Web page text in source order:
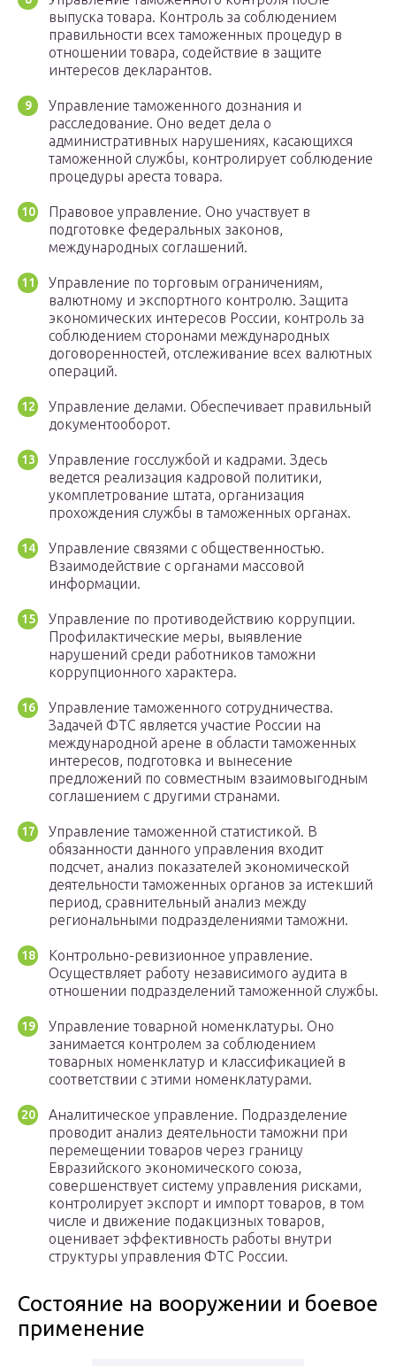
выпуска товара. Контроль за соблюдением
правильности всех таможенных процедур в
отношении товара, содействие в защите
интересов декларантов.
Управление таможенного дознания и
расследование. Оно ведет дела о
административных нарушениях, касающихся
таможенной службы, контролирует соблюдение
процедуры ареста товара.
Правовое управление. Оно участвует в
подготовке федеральных законов,
международных соглашений.
Управление по торговым ограничениям,
валютному и экспортного контролю. Защита
экономических интересов России, контроль за
соблюдением сторонами международных
договоренностей, отслеживание всех валютных
операций.
Управление делами. Обеспечивает правильный
документооборот.
Управление госслужбой и кадрами. Здесь
ведется реализация кадровой политики,
укомплетрование штата, организация
прохождения службы в таможенных органах.
Управление связями с общественностью.
Взаимодействие с органами массовой
информации.
Управление по противодействию коррупции.
Профилактические меры, выявление
нарушений среди работников таможни
коррупционного характера.
Управление таможенного сотрудничества.
Задачей ФТС является участие России на
международной арене в области таможенных
интересов, подготовка и вынесение
предложений по совместным взаимовыгодным
соглашением с другими странами.
Управление таможенной статистикой. В
обязанности данного управления входит
подсчет, анализ показателей экономической
деятельности таможенных органов за истекший
период, сравнительный анализ между
региональными подразделениями таможни.
Контрольно-ревизионное управление.
Осуществляет работу независимого аудита в
отношении подразделений таможенной службы.
Управление товарной номенклатуры. Оно
занимается контролем за соблюдением
товарных номенклатур и классификацией в
соответствии с этими номенклатурами.
Аналитическое управление. Подразделение
проводит анализ деятельности таможни при
перемещении товаров через границу
Евразийского экономического союза,
совершенствует систему управления рисками,
контролирует экспорт и импорт товаров, в том
числе и движение подакцизных товаров,
оценивает эффективность работы внутри
структуры управления ФТС России.
Состояние на вооружении и боевое
применение